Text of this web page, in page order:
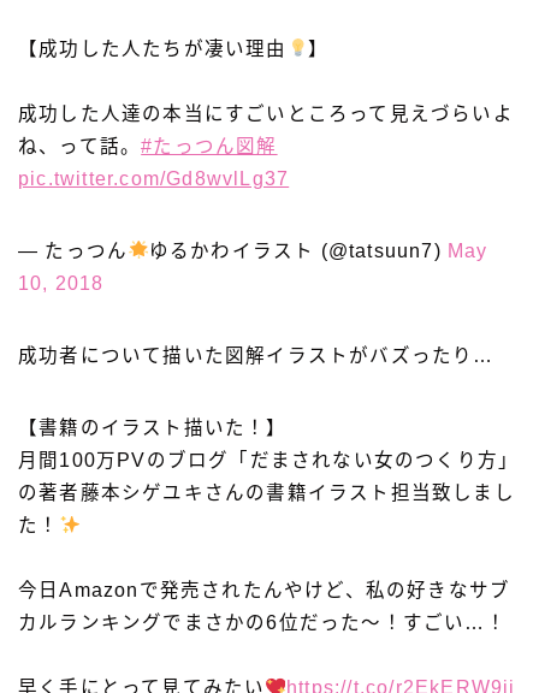
【成功した人たちが凄い理由 】
成功した人達の本当にすごいところって見えづらいよ
ね、って話。#たっつん図解
pic.twitter.com/Gd8wvlLg37
— たっつん ゆるかわイラスト (@tatsuun7) May
10, 2018
成功者について描いた図解イラストがバズったり…
【書籍のイラスト描いた！】
月間100万PVのブログ「だまされない女のつくり方」
の著者藤本シゲユキさんの書籍イラスト担当致しまし
た！
今日Amazonで発売されたんやけど、私の好きなサブ
カルランキングでまさかの6位だった〜！すごい…！
早く手にとって見てみたい https://t.co/r2EkERW9jj